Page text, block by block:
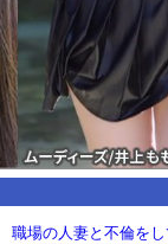
職場の人妻と不倫をし